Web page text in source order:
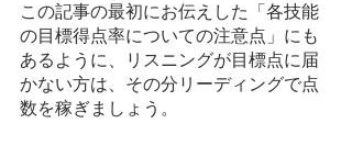
この記事の最初にお伝えした「各技能
の目標得点率についての注意点」にも
あるように、リスニングが目標点に届
かない方は、その分リーディングで点
数を稼ぎましょう。